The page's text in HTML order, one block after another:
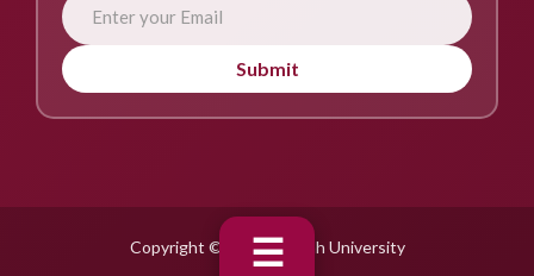
☰
Submit
Copyright © 2025 Fujairah University